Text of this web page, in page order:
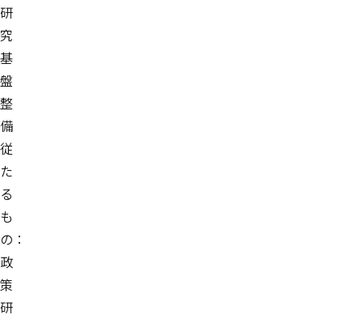
研
究
基
盤
整
備
従
た
る
も
の：
政
策
研